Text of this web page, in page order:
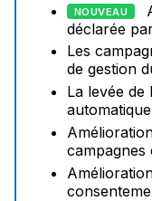
NOUVEAU
déclarée
Les
de gestion
La levée de
campagnes